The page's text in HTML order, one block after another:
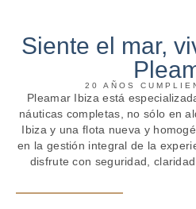
Siente el mar,
20 AÑOS
Pleamar Ibiza está
náuticas completas, no sólo en
Ibiza y una flota nueva y
en la gestión integral de la
disfrute con seguridad,